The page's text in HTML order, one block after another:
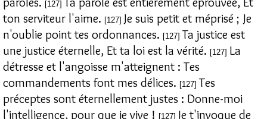
[127]
ton serviteur l'aime. [127] Je suis petit et méprisé ; Je
n'oublie point tes ordonnances. [127] Ta justice est
une justice éternelle, Et ta loi est la vérité. [127] La
détresse et l'angoisse m'atteignent : Tes
commandements font mes délices. [127] Tes
préceptes sont éternellement justes : Donne-moi
l'intelligence, pour que je vive ! [127] Je t'invoque de